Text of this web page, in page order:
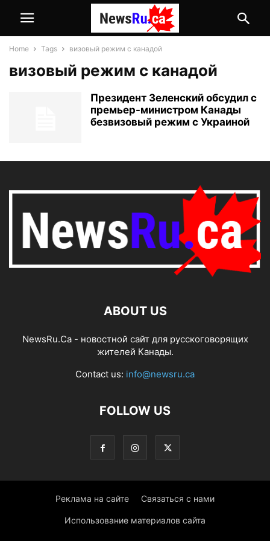
Home Tags визовый режим с канадой
визовый режим с канадой
Президент Зеленский обсудил с
премьер-министром Канады
безвизовый режим с Украиной
ABOUT US
NewsRu.Ca - новостной сайт для русскоговорящих
жителей Канады.
Contact us: info@newsru.ca
FOLLOW US
Реклама на сайте Связаться с нами
Использование материалов сайта